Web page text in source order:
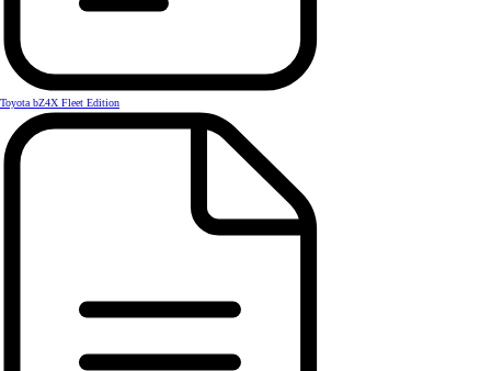
Toyota bZ4X Fleet Edition